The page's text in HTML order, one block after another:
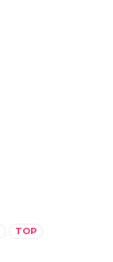
TOP